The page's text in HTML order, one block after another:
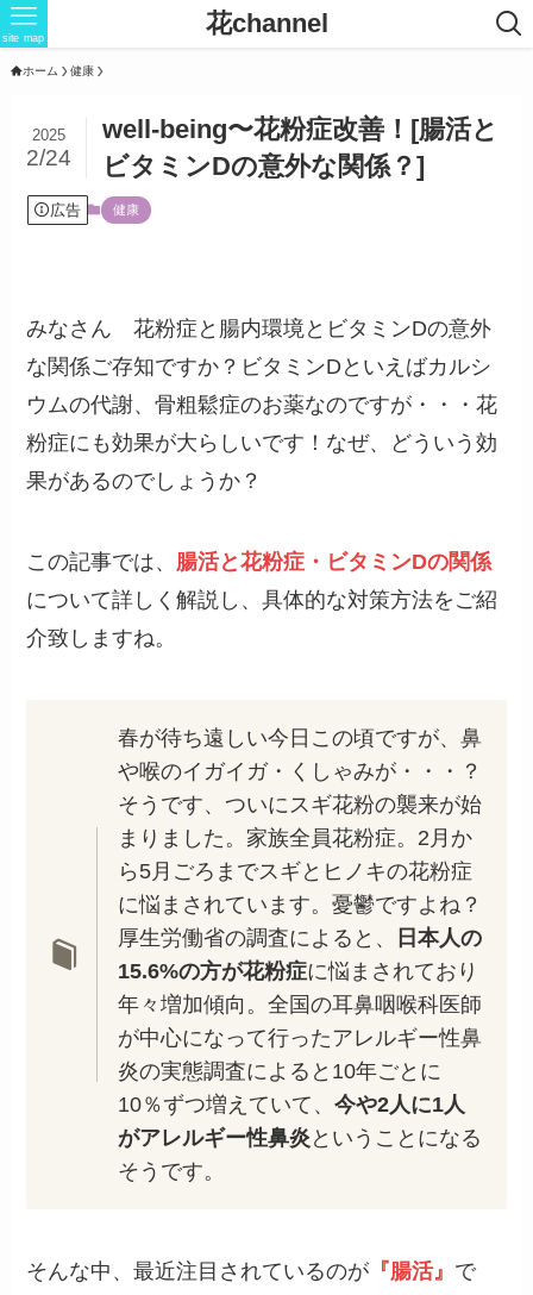
花channel
site map
ホーム 健康
well-being〜花粉症改善！[腸活と
ビタミンDの意外な関係？]
2025
2/24
広告 健康
みなさん 花粉症と腸内環境とビタミンDの意外
な関係ご存知ですか？ビタミンDといえばカルシ
ウムの代謝、骨粗鬆症のお薬なのですが・・・花
粉症にも効果が大らしいです！なぜ、どういう効
果があるのでしょうか？
この記事では、 腸活と花粉症・ビタミンDの関係
について詳しく解説し、具体的な対策方法をご紹
介致しますね。
春が待ち遠しい今日この頃ですが、鼻
や喉のイガイガ・くしゃみが・・・？
そうです、ついにスギ花粉の襲来が始
まりました。家族全員花粉症。2月か
ら5月ごろまでスギとヒノキの花粉症
に悩まされています。憂鬱ですよね？
厚生労働省の調査によると、
日本人の
15.6%の方が花粉症に悩まされており
年々増加傾向。全国の耳鼻咽喉科医師
が中心になって行ったアレルギー性鼻
炎の実態調査によると10年ごとに
10％ずつ増えていて、 今や2人に1人
がアレルギー性鼻炎 ということになる
そうです。
そんな中、最近注目されているのが 『腸活』 で